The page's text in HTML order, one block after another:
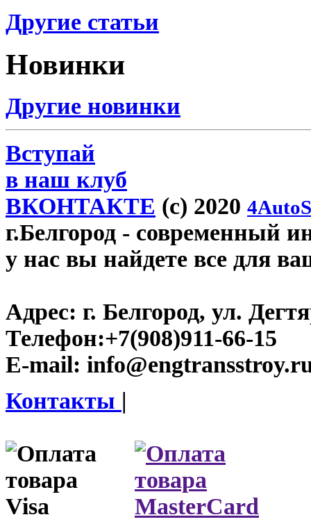
Другие статьи
Новинки
Другие новинки
Вступай
в наш клуб
ВКОНТАКТЕ (c) 2020
г.Белгород - современный
у нас вы найдете все для
Адрес: г. Белгород, ул.
Телефон:+7(908)911-66-15
E-mail:
Контакты |